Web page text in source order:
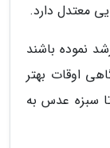
معتدل دارد.
نموده باشند
اوقات بهتر
سبزه عدس به